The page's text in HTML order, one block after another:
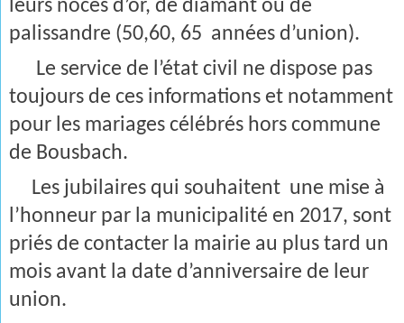
leurs noces d’or, de diamant ou de
palissandre (50,60, 65 années d’union).
Le service de l’état civil ne dispose pas
toujours de ces informations et notamment
pour les mariages célébrés hors commune
de Bousbach.
Les jubilaires qui souhaitent une mise à
l’honneur par la municipalité en 2017, sont
priés de contacter la mairie au plus tard un
mois avant la date d’anniversaire de leur
union.